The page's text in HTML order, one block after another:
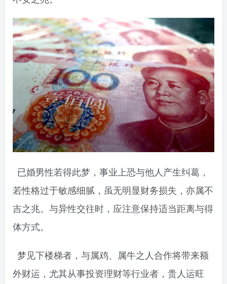
已婚男性若得此梦，事业上恐与他人产生纠葛，
若性格过于敏感细腻，虽无明显财务损失，亦属不
吉之兆。与异性交往时，应注意保持适当距离与得
体方式。
梦见下楼梯者，与属鸡、属牛之人合作将带来额
外财运，尤其从事投资理财等行业者，贵人运旺